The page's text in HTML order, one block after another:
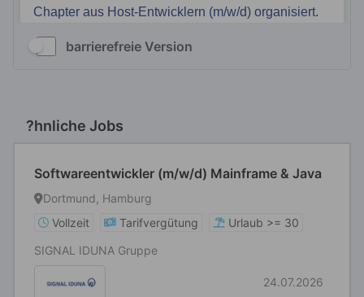
barrierefreie Version
?hnliche Jobs
Softwareentwickler (m/w/d) Mainframe & Java
Dortmund, Hamburg
Vollzeit
Tarifvergütung
Urlaub >= 30
SIGNAL IDUNA Gruppe
24.07.2026